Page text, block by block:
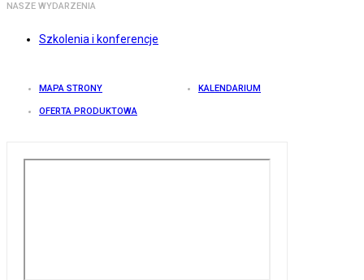
NASZE WYDARZENIA
Szkolenia i konferencje
MAPA STRONY KALENDARIUM
OFERTA PRODUKTOWA